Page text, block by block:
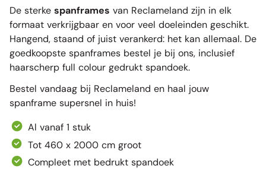
De sterke spanframes van Reclameland zijn in elk
formaat verkrijgbaar en voor veel doeleinden geschikt.
Hangend, staand of juist verankerd: het kan allemaal. De
goedkoopste spanframes bestel je bij ons, inclusief
haarscherp full colour gedrukt spandoek.
Bestel vandaag bij Reclameland en haal jouw
spanframe supersnel in huis!
Al vanaf 1 stuk
Tot 460 x 2000 cm groot
Compleet met bedrukt spandoek